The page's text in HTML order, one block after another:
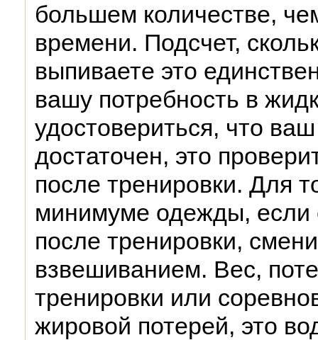
большем количестве,
времени. Подсчет,
выпиваете это
вашу потребность в
удостовериться, что
достаточен, это
после тренировки. Для
минимуме одежды, если
после тренировки,
взвешиванием. Вес,
тренировки или
жировой потерей, это